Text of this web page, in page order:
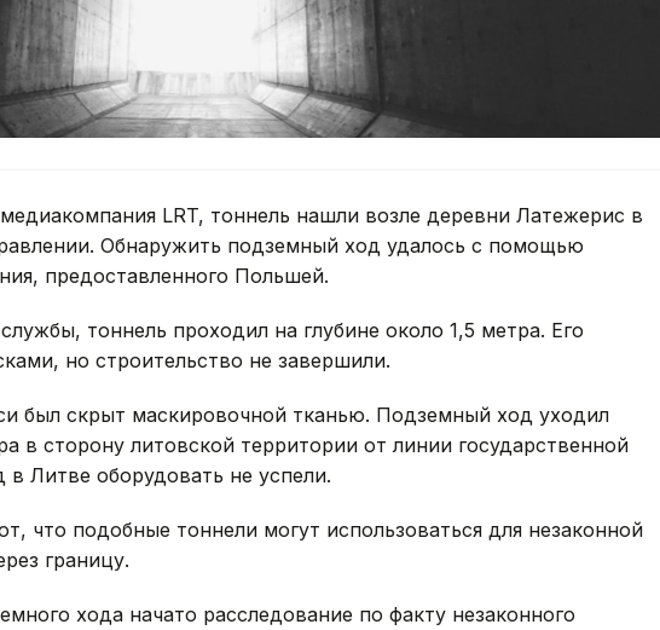
LRT, тоннель нашли возле деревни Латежерис в
Обнаружить подземный ход удалось с помощью
предоставленного Польшей.
тоннель проходил на глубине около 1,5 метра. Его
но строительство не завершили.
был скрыт маскировочной тканью. Подземный ход уходил
в сторону литовской территории от линии государственной
Литве оборудовать не успели.
что подобные тоннели могут использоваться для незаконной
границу.
хода начато расследование по факту незаконного